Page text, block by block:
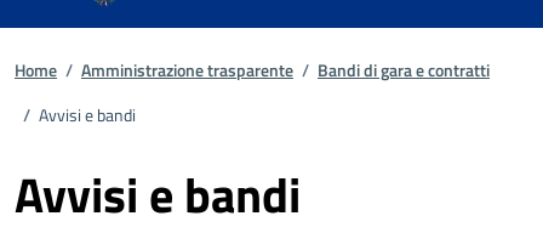
Home / Amministrazione trasparente / Bandi di gara e contratti
/ Avvisi e bandi
Avvisi e bandi